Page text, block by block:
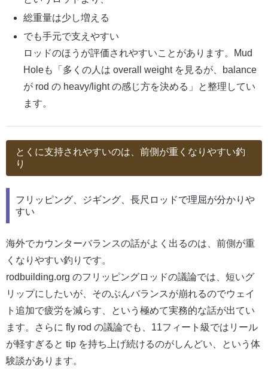
総重量は少し増える
でも手元で支えやすい
ロッドのほうが評価されやすいことがあります。Mud
Holeも「多くの人は overall weight を見るが、balance
が rod の heavy/light の感じ方を決める」と整理してい
ます。
とくに支持されやすいのは、前側が重くなりやすい釣
り
フリッピング、ジギング、長尺ロッドで理屈が分かりや
すい
海外でカウンターバランスの話がよく出るのは、前側が重
くなりやすい釣りです。
rodbuilding.org のフリッピングロッドの議論では、短いグ
リップにしたいが、そのぶんバランスが崩れるのでウェイ
ト追加で疲労を減らす、という極めて実務的な話が出てい
ます。さらに fly rod の議論でも、11フィート級ではリール
が軽すぎると tip を持ち上げ続けるのがしんどい、という体
験談があります。